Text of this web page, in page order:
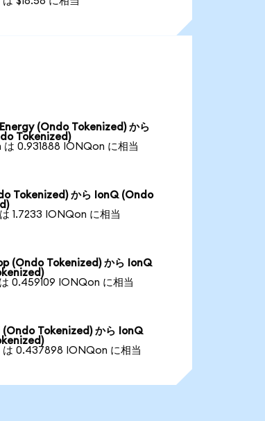
(Ondo Tokenized) から
Tokenized)
は 0.931888 IONQon に相当
Tokenized) から IonQ (Ondo
1.7233 IONQon に相当
(Ondo Tokenized) から IonQ
0.459109 IONQon に相当
Tokenized) から IonQ
は 0.437898 IONQon に相当